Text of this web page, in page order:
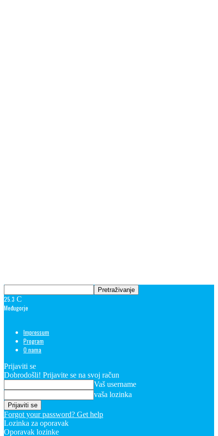
25.3 C
Međugorje
Impressum
Program
O nama
Prijaviti se
Dobrodošli! Prijavite se na svoj račun
Vaš username
vaša lozinka
Forgot your password? Get help
Lozinka za oporavak
Oporavak lozinke